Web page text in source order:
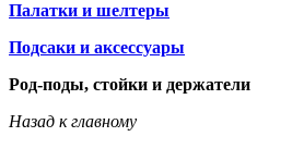
Палатки и шелтеры
Подсаки и аксессуары
Род-поды, стойки и держатели
Назад к главному